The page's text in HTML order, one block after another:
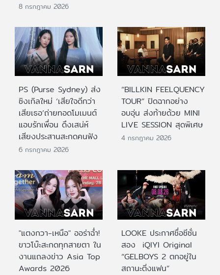
8 กรกฎาคม 2026
PS (Purse Sydney) ส่ง
ซิงเกิลใหม่ ‘เสียใจดีกว่า
เสียเธอ’ถ่ายทอดโมเมนต์
แอบรักเพื่อน ดึงเสน่ห์
เสียงประสานสะกดคนฟัง
6 กรกฎาคม 2026
“BILLKIN FEELQUENCY
TOUR” ปิดฉากอย่าง
อบอุ่น ส่งท้ายด้วย MINI
LIVE SESSION สุดพิเศษ
4 กรกฎาคม 2026
"แตงกวา-เหนือ" ออร่าฉ่ำ!
ขาวโบ๊ะสะกดทุกสายตา ใน
งานแถลงข่าว Asia Top
Awards 2026
LOOKE ประกาศชื่อซีซั่น
สอง iQIYI Original
“GELBOYS 2 ตกอยู่ใน
สถานะติ่งแฟน”